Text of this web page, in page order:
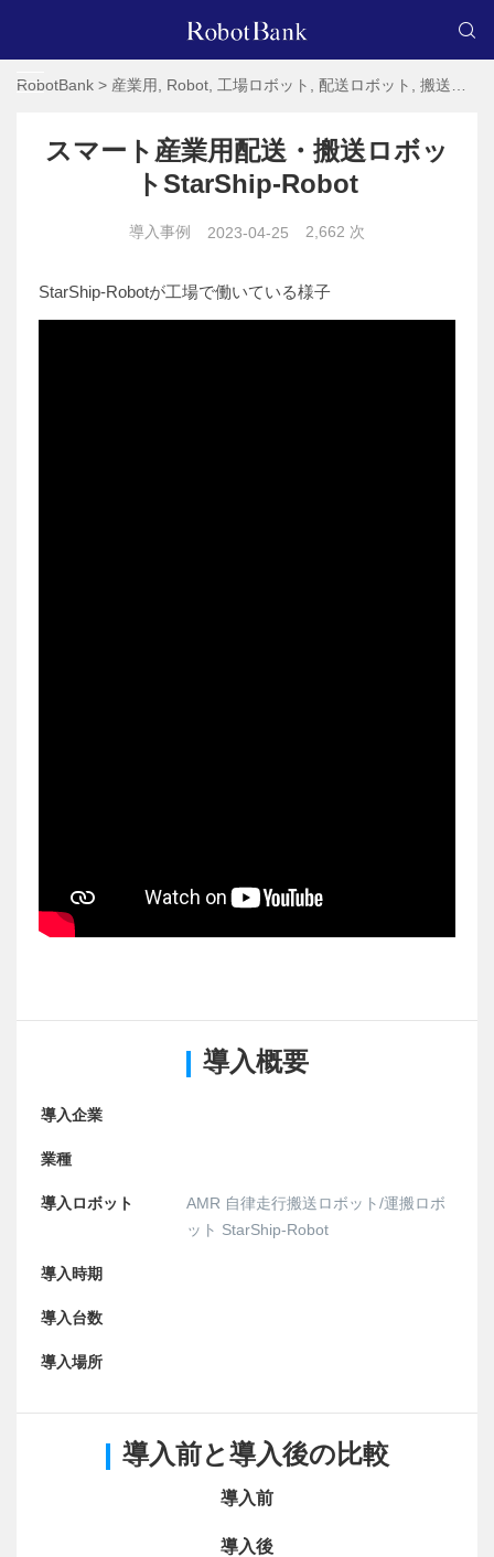
RobotBank > 産業用 Robot 工場ロボット 配送ロボット 搬送ロボット
スマート産業用配送・搬送ロボッ
トStarShip-Robot
導入事例 2023-04-25 2,662 次
StarShip-Robotが工場で働いている様子
導入概要
導入企業
業種
導入ロボット
AMR 自律走行搬送ロボット/運搬ロボ
ット StarShip-Robot
導入時期
導入台数
導入場所
導入前と導入後の比較
導入前
導入後